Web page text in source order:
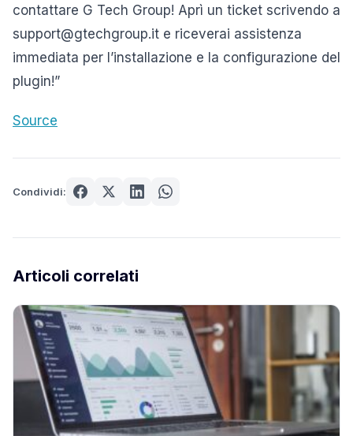
contattare G Tech Group! Aprì un ticket scrivendo a
support@gtechgroup.it e riceverai assistenza
immediata per l’installazione e la configurazione del
plugin!”
Source
Condividi:
Articoli correlati